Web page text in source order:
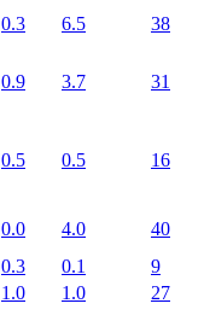
0.3 6.5 38
0.9 3.7 31
0.5 0.5 16
0.0 4.0
40
0.3 0.1
9
1.0 1.0
27